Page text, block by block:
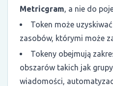
Metricgram, a nie do
Token może
zasobów, którymi może
Tokeny obejmują
obszarów takich jak
wiadomości,